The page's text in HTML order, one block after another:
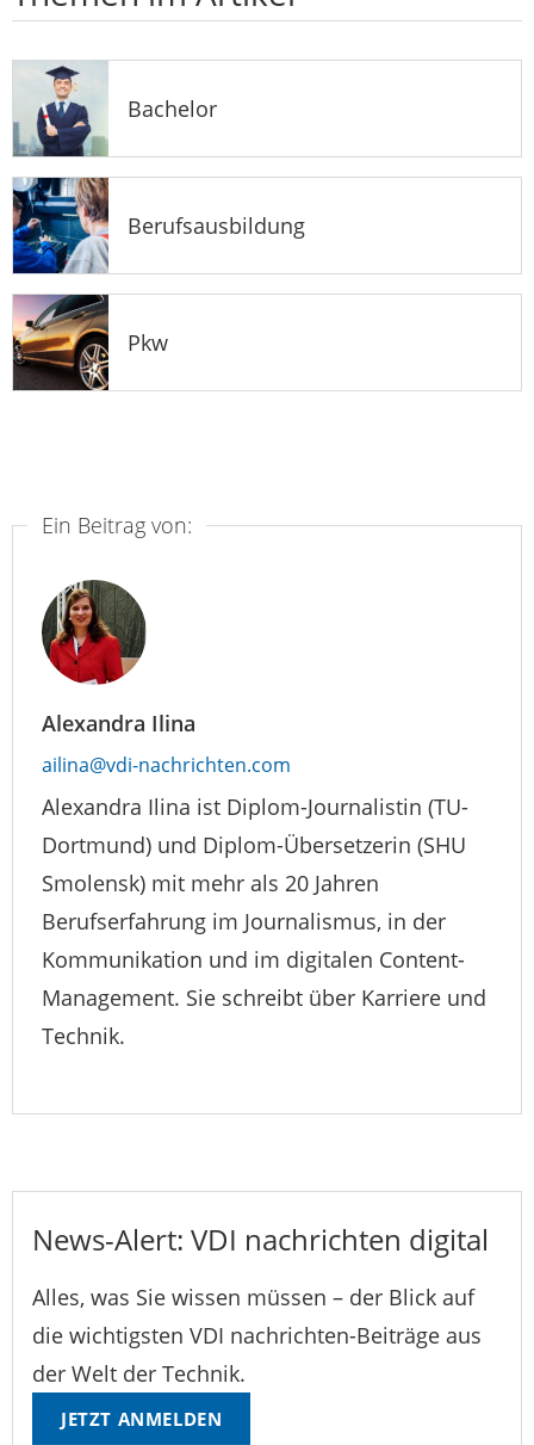
Bachelor
Berufsausbildung
Pkw
Ein Beitrag von:
Alexandra Ilina
ailina@vdi-nachrichten.com
Alexandra Ilina ist Diplom-Journalistin (TU-
Dortmund) und Diplom-Übersetzerin (SHU
Smolensk) mit mehr als 20 Jahren
Berufserfahrung im Journalismus, in der
Kommunikation und im digitalen Content-
Management. Sie schreibt über Karriere und
Technik.
News-Alert: VDI nachrichten digital
Alles, was Sie wissen müssen – der Blick auf
die wichtigsten VDI nachrichten-Beiträge aus
der Welt der Technik.
JETZT ANMELDEN